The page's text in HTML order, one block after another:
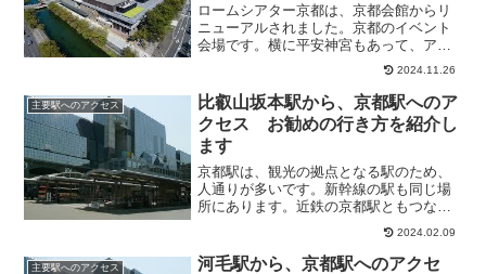
ロームシアター京都は、京都会館からリ
ニューアルされました。京都のイベント
会場です。横に平安神宮もあって、アク
セスも便利です。蔦屋書店やスターバッ
クスなど、おしゃれな空間に生まれ変わ
っています。クラシックからアニメな
ど、幅広く催事をやっていま...
2024.11.26
主要駅へのアクセス
比叡山坂本駅から、京都駅へのア
クセス お勧めの行き方を紹介し
ます
京都駅は、観光の拠点となる駅のため、
人通りが多いです。新幹線の駅も同じ場
所にあります。近鉄の京都駅ともつなが
っていて便利です。そこで今回は、比叡
山坂本駅から、京都駅へのアクセス方法
について、紹介します。
2024.02.09
主要駅へのアクセス
河毛駅から、京都駅へのアクセ